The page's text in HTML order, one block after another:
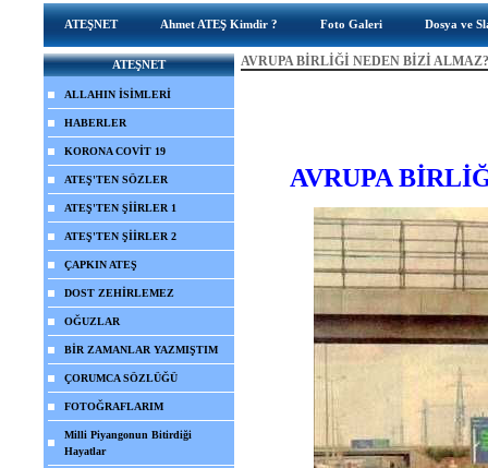
ATEŞNET Ahmet ATEŞ Kimdir ? Foto Galeri Dosya ve
ATEŞNET
ALLAHIN İSİMLERİ
HABERLER
KORONA COVİT 19
ATEŞ'TEN SÖZLER
ATEŞ'TEN ŞİİRLER 1
ATEŞ'TEN ŞİİRLER 2
ÇAPKIN ATEŞ
DOST ZEHİRLEMEZ
OĞUZLAR
BİR ZAMANLAR YAZMIŞTIM
ÇORUMCA SÖZLÜĞÜ
FOTOĞRAFLARIM
Milli Piyangonun Bitirdiği
Hayatlar
AVRUPA BİRLİĞİ NEDEN BİZİ ALMAZ?
AVRUPA